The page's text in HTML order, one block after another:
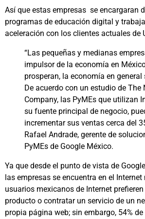
Así que estas empresas se encargaran
programas de educación digital y
aceleración con los clientes actuales de
“Las pequeñas y medianas
impulsor de la economía en
prosperan, la economía en general
De acuerdo con un estudio de The
Company, las PyMEs que utilizan
su fuente principal de negocio,
incrementar sus ventas cerca del
Rafael Andrade, gerente de
PyMEs de Google México.
Ya que desde el punto de vista de
las empresas se encuentra en el
usuarios mexicanos de Internet
producto o contratar un servicio de un
propia página web; sin embargo, 54%